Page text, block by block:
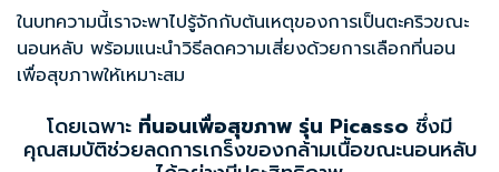
ในบทความนี้เราจะพาไปรู้จักกับต้นเหตุของการเป็นตะคริวขณะ
นอนหลับ พร้อมแนะนำวิธีลดความเสี่ยงด้วยการเลือกที่นอน
เพื่อสุขภาพให้เหมาะสม
โดยเฉพาะ ที่นอนเพื่อสุขภาพ รุ่น Picasso ซึ่งมี
คุณสมบัติช่วยลดการเกร็งของกล้ามเนื้อขณะนอนหลับ